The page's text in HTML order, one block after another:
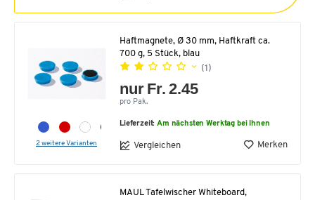
2 weitere Varianten
Haftmagnete, Ø 30 mm, Haftkraft ca.
700 g, 5 Stück, blau
(1)
nur Fr. 2.45
pro Pak.
Lieferzeit:Am nächsten Werktag bei Ihnen
Vergleichen Merken
MAUL Tafelwischer Whiteboard,